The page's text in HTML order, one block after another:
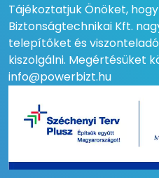
Tájékoztatjuk Önöket, hogy
Biztonságtechnikai Kft.
telepítőket és
kiszolgálni. Megértésüket
info@powerbizt.hu